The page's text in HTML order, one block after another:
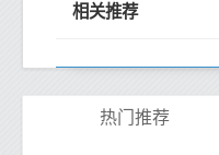
相关推荐
热门推荐